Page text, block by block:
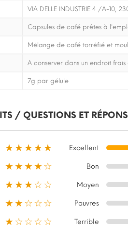
VIA DELLE INDUSTRIE 4 /A-10,
Capsules de café prêtes à
Mélange de café torréfié et
A conserver dans un endroit
7g par gélule
/ QUESTIONS ET
★★★★★ Excellent
★★★★☆
Bon
★★★☆☆
Moyen
★★☆☆☆
Pauvres
★☆☆☆☆
Terrible